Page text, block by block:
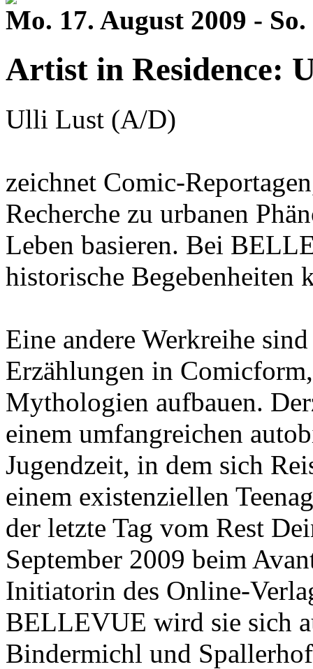
Mo. 17. August 2009 -
Artist in Residence:
Ulli Lust (A/D)
zeichnet Comic-
Recherche zu urbanen
Leben basieren. Bei
historische Begebenheiten
Eine andere Werkreihe
Erzählungen in
Mythologien aufbauen.
einem umfangreichen
Jugendzeit, in dem sich
einem existenziellen
der letzte Tag vom Rest
September 2009 beim
Initiatorin des Online-
BELLEVUE wird sie sich
Bindermichl und